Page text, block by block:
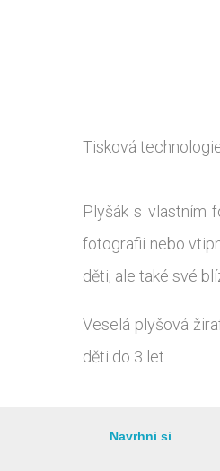
Tisková
Plyšák s vlastním
fotografii nebo
děti, ale také své
Veselá plyšová
děti do 3 let.
Navrhni si